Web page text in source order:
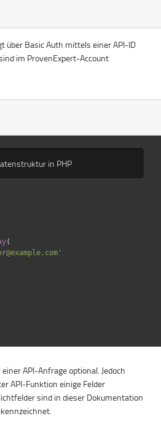
über Basic Auth mittels einer API-ID
im ProvenExpert-Account
in PHP
(
API-Anfrage optional. Jedoch
API-Funktion einige Felder
sind in dieser Dokumentation